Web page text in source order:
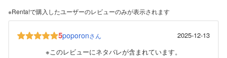
※Renta!で購入したユーザーのレビューのみが表示されます
5poporonさん
2025-12-13
※このレビューにネタバレが含まれています。